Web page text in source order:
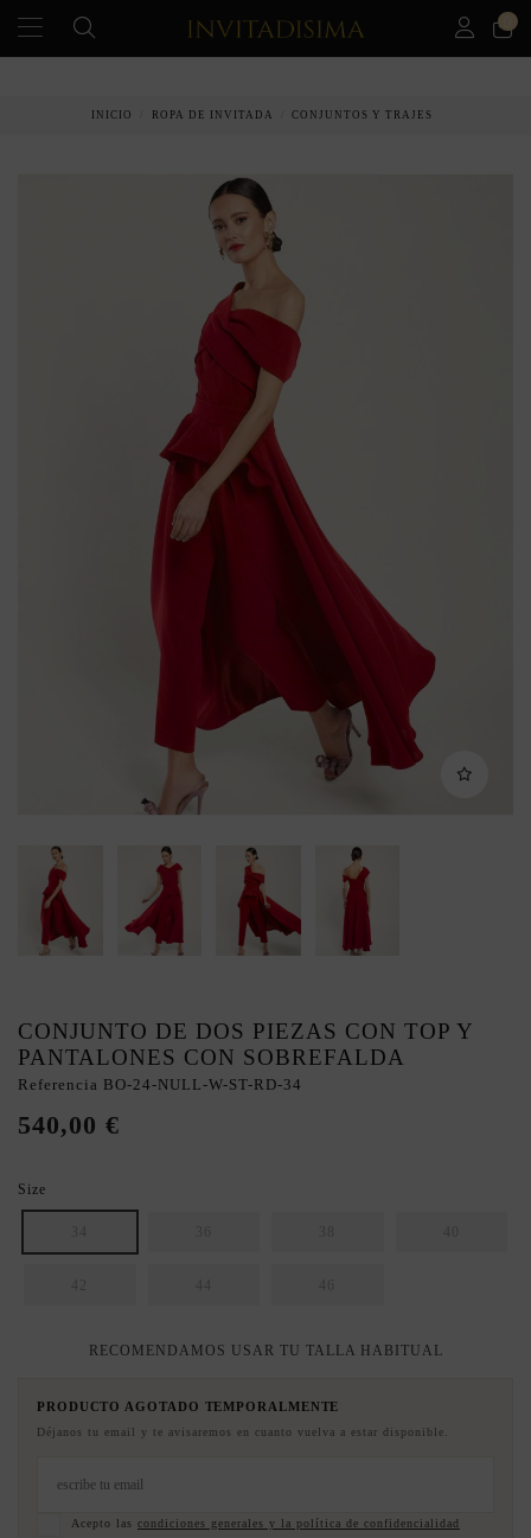
INICIO ROPA DE INVITADA CONJUNTOS Y TRAJES
CONJUNTO DE DOS PIEZAS CON TOP Y
PANTALONES CON SOBREFALDA
Referencia BO-24-NULL-W-ST-RD-34
540,00 €
Size
RECOMENDAMOS USAR TU TALLA HABITUAL
PRODUCTO AGOTADO TEMPORALMENTE
Déjanos tu email y te avisaremos en cuanto vuelva a estar disponible.
Acepto las condiciones generales y la política de confidencialidad